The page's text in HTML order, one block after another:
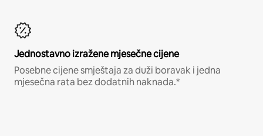
Jednostavno izražene mjesečne cijene
Posebne cijene smještaja za duži boravak i jedna
mjesečna rata bez dodatnih naknada.*